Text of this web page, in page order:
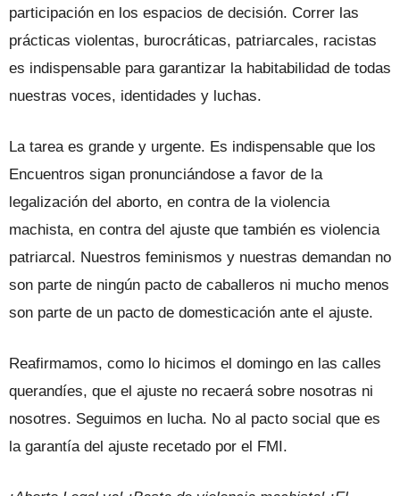
participación en los espacios de decisión. Correr las
prácticas violentas, burocráticas, patriarcales, racistas
es indispensable para garantizar la habitabilidad de todas
nuestras voces, identidades y luchas.
La tarea es grande y urgente. Es indispensable que los
Encuentros sigan pronunciándose a favor de la
legalización del aborto, en contra de la violencia
machista, en contra del ajuste que también es violencia
patriarcal. Nuestros feminismos y nuestras demandan no
son parte de ningún pacto de caballeros ni mucho menos
son parte de un pacto de domesticación ante el ajuste.
Reafirmamos, como lo hicimos el domingo en las calles
querandíes, que el ajuste no recaerá sobre nosotras ni
nosotres. Seguimos en lucha. No al pacto social que es
la garantía del ajuste recetado por el FMI.